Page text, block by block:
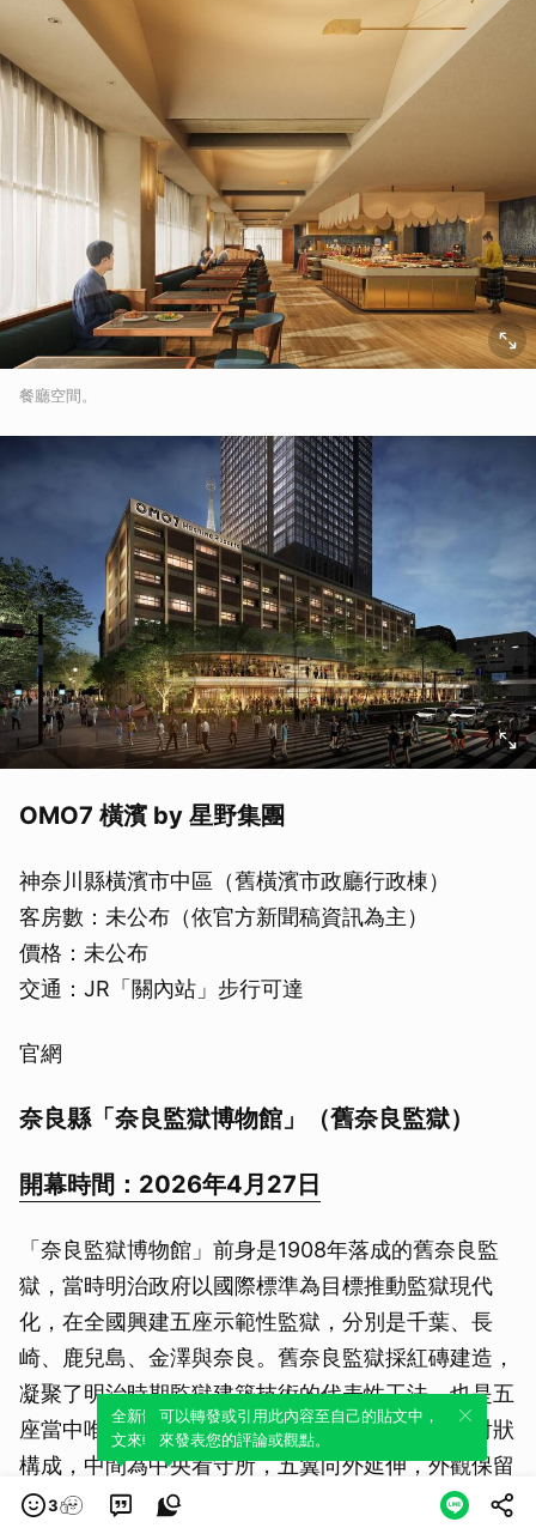
餐廳空間。
OMO7 橫濱 by 星野集團
神奈川縣橫濱市中區（舊橫濱市政廳行政棟）
客房數：未公布（依官方新聞稿資訊為主）
價格：未公布
交通：JR「關內站」步行可達
官網
奈良縣「奈良監獄博物館」（舊奈良監獄）
開幕時間：2026年4月27日
「奈良監獄博物館」前身是1908年落成的舊奈良監
獄，當時明治政府以國際標準為目標推動監獄現代
化，在全國興建五座示範性監獄，分別是千葉、長
崎、鹿兒島、金澤與奈良。舊奈良監獄採紅磚建造，
凝聚了明治時期監獄建築技術的代表性工法，也是五
座當中唯一完整保存至今的設施。建築為平面放射狀
構成，中間為中央看守所，五翼向外延伸，外觀保留
紅磚立面與拱形細節。百年建築重新整理後，以博物
3
全新體驗！一鍵引用此內容，透過發布貼
文來輕鬆表達個人立場。
可以轉發或引用此內容至自己的貼文中，
來發表您的評論或觀點。